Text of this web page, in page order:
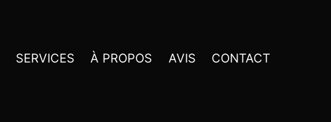
SERVICES À PROPOS AVIS CONTACT